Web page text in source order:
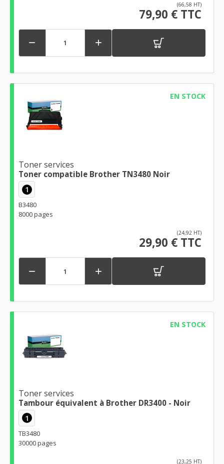
(66,58 HT)
79,90 € TTC
 
EN STOCK
Toner services
Toner compatible Brother TN3480 Noir
1
B3480
8000 pages
(24,92 HT)
29,90 € TTC
 
EN STOCK
Toner services
Tambour équivalent à Brother DR3400 - Noir
1
TB3480
30000 pages
(23,25 HT)